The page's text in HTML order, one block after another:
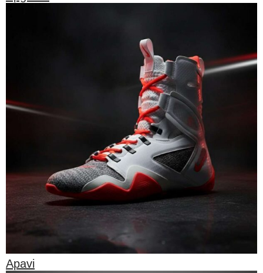
Apavi